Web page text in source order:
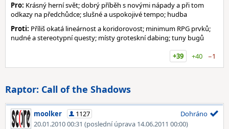
Pro: Krásný herní svět; dobrý příběh s novými nápady a při tom
odkazy na předchůdce; slušné a uspokojivé tempo; hudba
Proti: Příliš okatá lineárnost a koridorovost; minimum RPG prvků;
nudné a stereotypní questy; místy groteskní dabing; tuny bugů
+39
+40 −1
Raptor: Call of the Shadows
moolker
1127
20.01.2010 00:31 (poslední úprava 14.06.2011 00:00)
Dohráno